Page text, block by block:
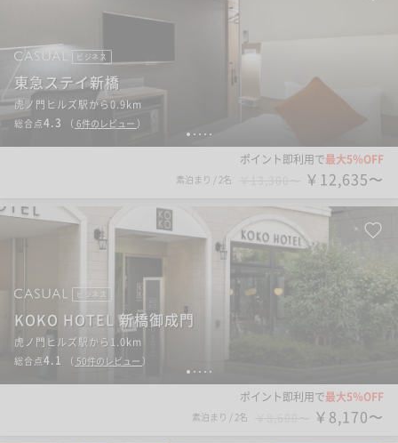
1 2 3 4 5
ビジネス
東急ステイ新橋
虎ノ門ヒルズ駅から0.9km
総合点4.3 （ 6件のレビュー ）
ポイント即利用で最大5％OFF
素泊まり / 2名 ￥12,635〜
1 2 3 4 5
ビジネス
KOKO HOTEL 新橋御成門
虎ノ門ヒルズ駅から1.0km
総合点4.1 （ 50件のレビュー ）
ポイント即利用で最大5％OFF
素泊まり / 2名 ￥8,170〜